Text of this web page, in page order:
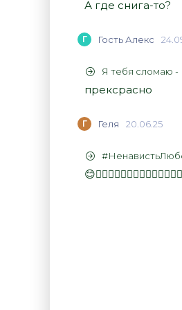
А где снига-то?
Г Гость Алекс
Я тебя сломаю -
прексрасно
Г Геля 20.06.25